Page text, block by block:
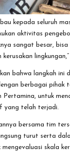
kepada seluruh
aktivitas
sangat besar, bisa
kerusakan
bahwa langkah ini
berbagai pihak
Pertamina, untuk
yang telah terjadi.
bersama tim
turut serta
mengevaluasi skala